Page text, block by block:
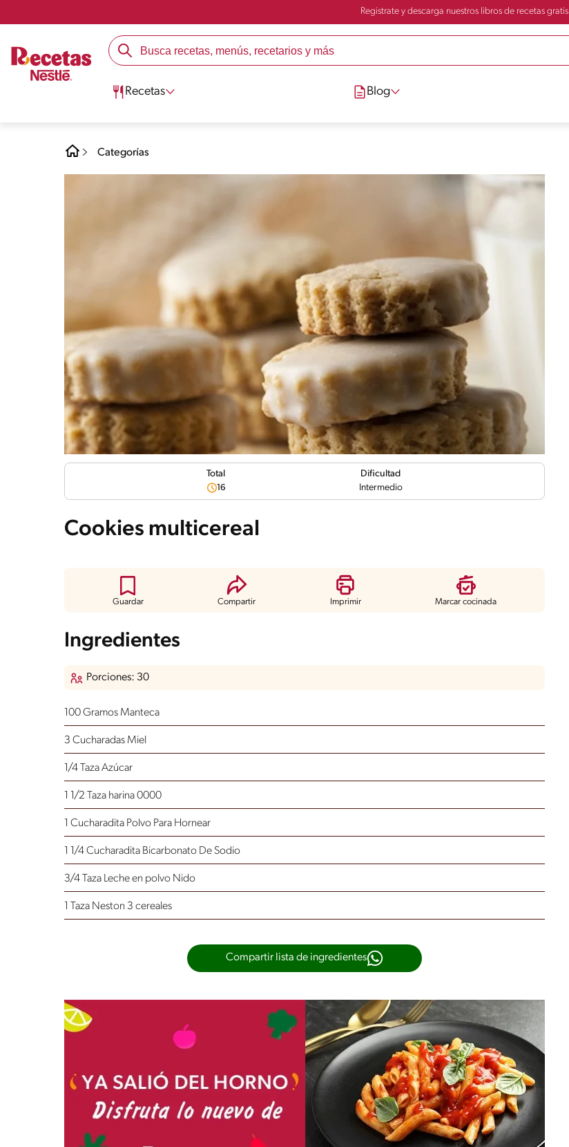
Registrate y descarga nuestros libros de recetas gratis
Recetas Blog
Categorías
Total
16
Dificultad
Intermedio
Cookies multicereal
Guardar Compartir Imprimir Marcar cocinada
Ingredientes
Porciones: 30
100 Gramos Manteca
3 Cucharadas Miel
1/4 Taza Azúcar
1 1/2 Taza harina 0000
1 Cucharadita Polvo Para Hornear
1 1/4 Cucharadita Bicarbonato De Sodio
3/4 Taza Leche en polvo Nido
1 Taza Neston 3 cereales
Compartir lista de ingredientes